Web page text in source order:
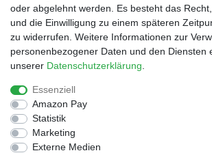
© Copyright 2026 | Alle Rechte
Design by D.Behrendt
oder abgelehnt werden. Es besteht das
und die Einwilligung zu einem späteren
zu widerrufen. Weitere Informationen zur
personenbezogener Daten und den Diensten
unserer Daten­schutz­erklärung
Essenziell
Amazon Pay
Statistik
Marketing
Externe Medien